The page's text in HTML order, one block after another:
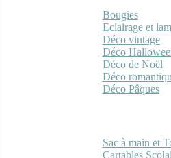
Bougies
Eclairage et
Déco vintage
Déco
Déco de Noël
Déco
Déco Pâques
Sac à main et
Cartables